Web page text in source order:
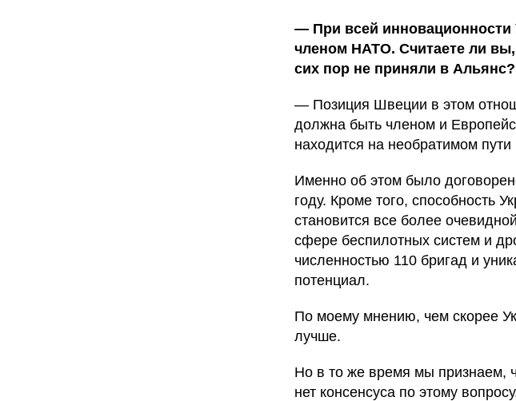
— При всей инновационности
членом НАТО. Считаете ли
сих пор не приняли в Альянс?
— Позиция Швеции в этом
должна быть членом и
находится на необратимом
Именно об этом было
году. Кроме того, способность
становится все более
сфере беспилотных систем и
численностью 110 бригад и
потенциал.
По моему мнению, чем скорее
лучше.
Но в то же время мы признаем,
нет консенсуса по этому